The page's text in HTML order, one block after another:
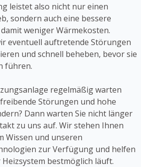
leistet also nicht nur einen
sondern auch eine bessere
weniger Wärmekosten.
eventuell auftretende Störungen
und schnell beheben, bevor sie
führen.
regelmäßig warten
Störungen und hohe
Dann warten Sie nicht länger
zu uns auf. Wir stehen Ihnen
Wissen und unseren
zur Verfügung und helfen
bestmöglich läuft.